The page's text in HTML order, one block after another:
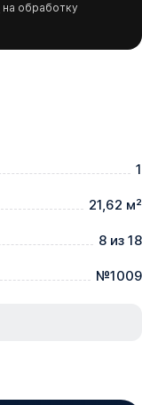
на обработку
1
21,62 м²
8 из 18
№1009